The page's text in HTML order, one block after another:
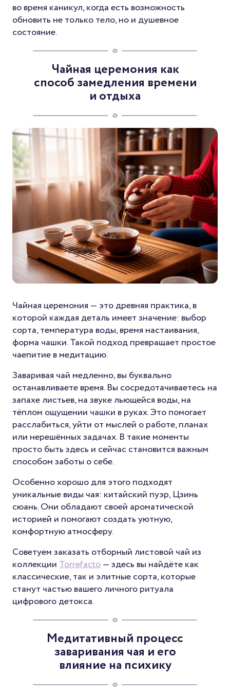
во время каникул, когда есть возможность
обновить не только тело, но и душевное
состояние.
Чайная церемония как
способ замедления времени
и отдыха
Чайная церемония — это древняя практика, в
которой каждая деталь имеет значение: выбор
сорта, температура воды, время настаивания,
форма чашки. Такой подход превращает простое
чаепитие в медитацию.
Заваривая чай медленно, вы буквально
останавливаете время. Вы сосредотачиваетесь на
запахе листьев, на звуке льющейся воды, на
тёплом ощущении чашки в руках. Это помогает
расслабиться, уйти от мыслей о работе, планах
или нерешённых задачах. В такие моменты
просто быть здесь и сейчас становится важным
способом заботы о себе.
Особенно хорошо для этого подходят
уникальные виды чая: китайский пуэр, Цзинь
сюань. Они обладают своей ароматической
историей и помогают создать уютную,
комфортную атмосферу.
Советуем заказать отборный листовой чай из
коллекцииTorrefacto— здесь вы найдёте как
классические, так и элитные сорта, которые
станут частью вашего личного ритуала
цифрового детокса.
Медитативный процесс
заваривания чая и его
влияние на психику